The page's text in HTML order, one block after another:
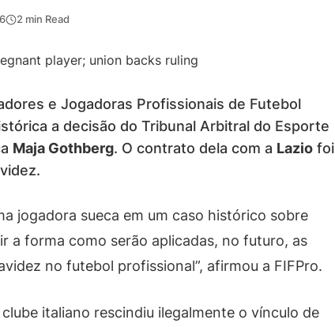
2 min Read
e Jogadoras Profissionais de Futebol
a decisão do Tribunal Arbitral do Esporte
Maja Gothberg. O contrato dela com a Lazio foi
jogadora sueca em um caso histórico sobre
a forma como serão aplicadas, no futuro, as
no futebol profissional”, afirmou a FIFPro.
italiano rescindiu ilegalmente o vínculo de